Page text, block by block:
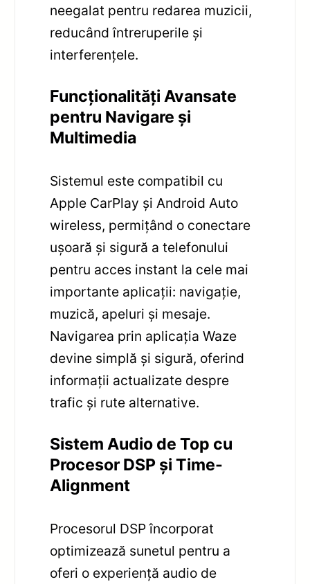
neegalat pentru redarea muzicii,
reducând întreruperile și
interferențele.
Funcționalități Avansate
pentru Navigare și
Multimedia
Sistemul este compatibil cu
Apple CarPlay și Android Auto
wireless, permițând o conectare
ușoară și sigură a telefonului
pentru acces instant la cele mai
importante aplicații: navigație,
muzică, apeluri și mesaje.
Navigarea prin aplicația Waze
devine simplă și sigură, oferind
informații actualizate despre
trafic și rute alternative.
Sistem Audio de Top cu
Procesor DSP și Time-
Alignment
Procesorul DSP încorporat
optimizează sunetul pentru a
oferi o experiență audio de